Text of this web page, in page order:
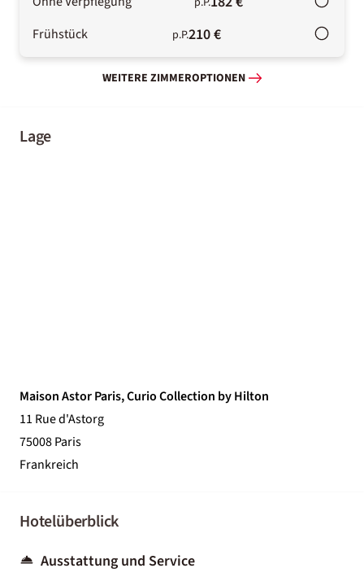
Frühstück p.P.210 €
WEITERE ZIMMEROPTIONEN
Lage
Maison Astor Paris, Curio Collection by Hilton
11 Rue d'Astorg
75008 Paris
Frankreich
Hotelüberblick
Ausstattung und Service